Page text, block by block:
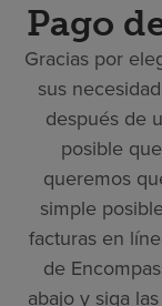
Pago
Gracias por
sus
después de
posible
queremos
simple
facturas en
de
abajo y siga